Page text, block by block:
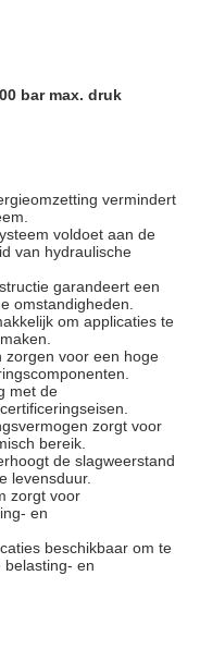
bar max. druk
vermindert
voldoet aan de
van hydraulische
garandeert een
omstandigheden.
om applicaties te
zorgen voor een hoge
met de
zorgt voor
bereik.
de slagweerstand
levensduur.
zorgt voor
en
beschikbaar om te
belasting- en